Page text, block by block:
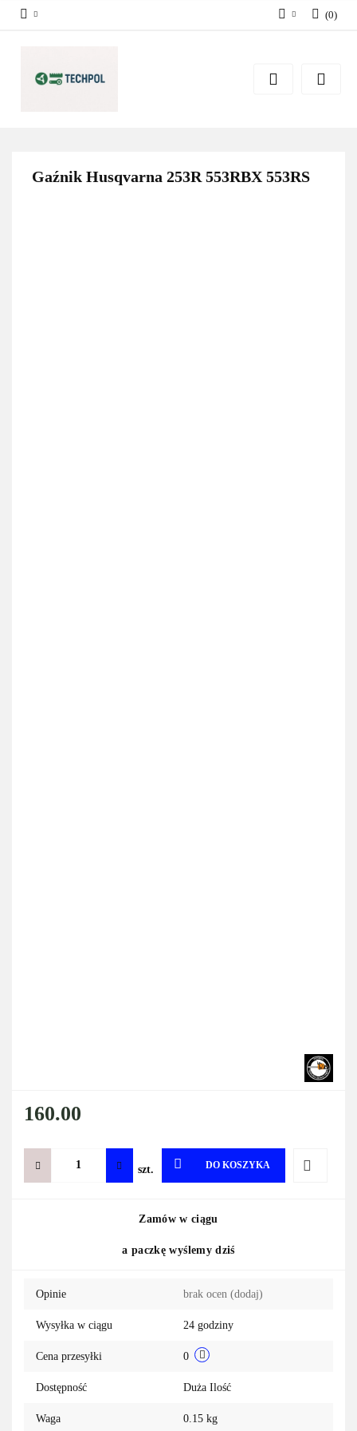
Zarejestruj się
(0)
Gaźnik Husqvarna 253R 553RBX 553RS
160.00
szt. DO KOSZYKA
Zamów w ciągu
a paczkę wyślemy dziś
Opinie brak ocen (dodaj)
Wysyłka w ciągu 24 godziny
Cena przesyłki 0
Dostępność Duża Ilość
Waga 0.15 kg